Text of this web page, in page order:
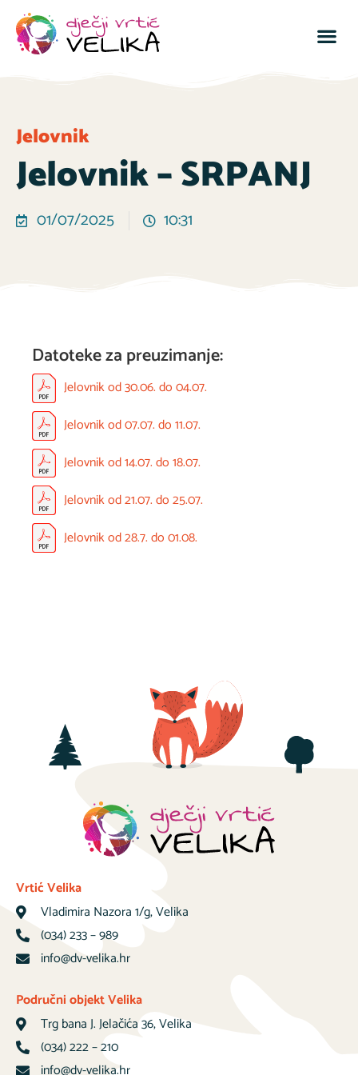
Jelovnik
Jelovnik – SRPANJ
01/07/2025 10:31
Datoteke za preuzimanje:
Jelovnik od 30.06. do 04.07.
Jelovnik od 07.07. do 11.07.
Jelovnik od 14.07. do 18.07.
Jelovnik od 21.07. do 25.07.
Jelovnik od 28.7. do 01.08.
Vrtić Velika
Vladimira Nazora 1/g, Velika
(034) 233 – 989
info@dv-velika.hr
Područni objekt Velika
Trg bana J. Jelačića 36, Velika
(034) 222 – 210
info@dv-velika.hr